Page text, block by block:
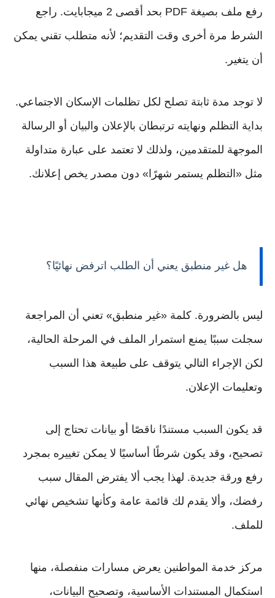
رفع ملف بصيغة PDF بحد أقصى 2 ميجابايت. راجع
الشرط مرة أخرى وقت التقديم؛ لأنه متطلب تقني يمكن
أن يتغير.
لا توجد مدة ثابتة تصلح لكل تظلمات الإسكان الاجتماعي.
بداية التظلم ونهايته ترتبطان بالإعلان والبيان أو الرسالة
الموجهة للمتقدمين، ولذلك لا تعتمد على عبارة متداولة
مثل «التظلم يستمر شهرًا» دون مصدر يخص إعلانك.
هل غير منطبق يعني أن الطلب اترفض نهائيًا؟
ليس بالضرورة. كلمة «غير منطبق» تعني أن المراجعة
سجلت سببًا يمنع استمرار الملف في المرحلة الحالية،
لكن الإجراء التالي يتوقف على طبيعة هذا السبب
وتعليمات الإعلان.
قد يكون السبب مستندًا ناقصًا أو بيانات تحتاج إلى
تصحيح، وقد يكون شرطًا أساسيًا لا يمكن تغييره بمجرد
رفع ورقة جديدة. لهذا يجب ألا يفترض المقال سبب
رفضك، وألا يقدم لك قائمة عامة وكأنها تشخيص نهائي
للملف.
مركز خدمة المواطنين يعرض مسارات منفصلة، منها
استكمال المستندات الأساسية، وتصحيح البيانات،